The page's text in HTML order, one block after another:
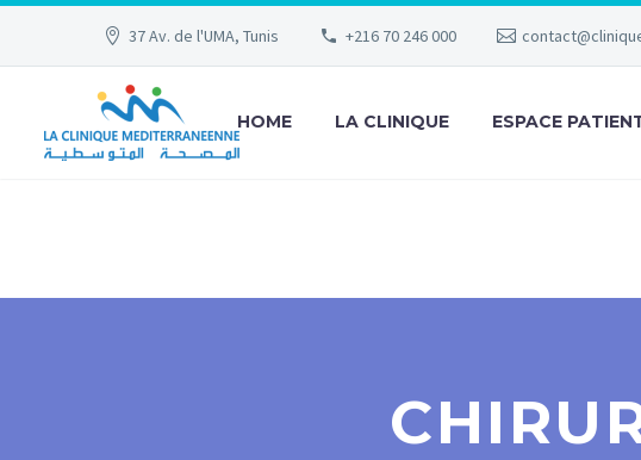
37 Av. de l'UMA, Tunis +216 70 246 000
HOME LA CLINIQUE ESPACE